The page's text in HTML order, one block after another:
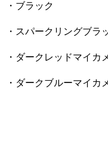
・ブラック
・スパークリングブラ
・ダークレッドマイカ
・ダークブルーマイカ